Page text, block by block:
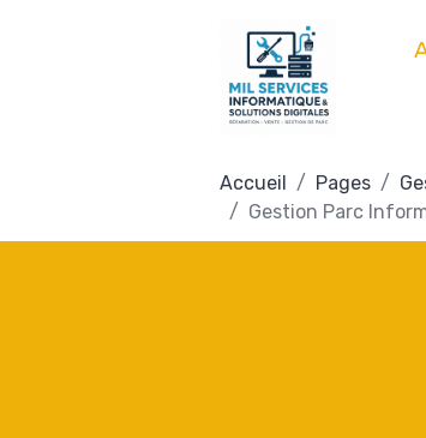
Accueil Pages
Gestion Parc